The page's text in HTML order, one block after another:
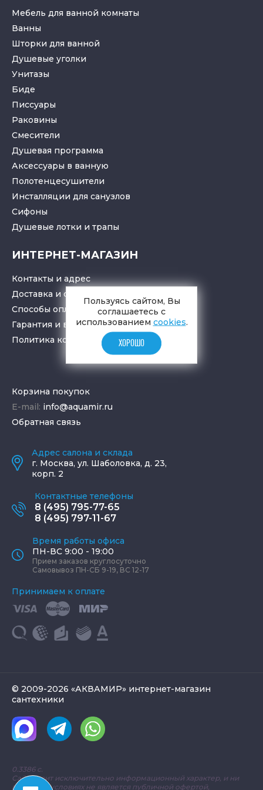
Мебель для ванной комнаты
Ванны
Шторки для ванной
Душевые уголки
Унитазы
Биде
Писсуары
Раковины
Смесители
Душевая программа
Аксессуары в ванную
Полотенцесушители
Инсталляции для санузлов
Cифоны
Душевые лотки и трапы
ИНТЕРНЕТ-МАГАЗИН
Контакты и адрес
Доставка и самовывоз
Способы оплаты
Гарантия и возврат товара
Политика конфиденциальности
Корзина покупок
E-mail: info@aquamir.ru
Обратная связь
Адрес салона и склада
г. Москва, ул. Шаболовка, д. 23,
корп. 2
Контактные телефоны
8 (495) 795-77-65
8 (495) 797-11-67
Время работы офиса
ПН-ВС 9:00 - 19:00
Прием заказов круглосуточно
Самовывоз ПН-СБ 9-19, ВС 12-17
Принимаем к оплате
© 2009-2026 «АКВАМИР» интернет-магазин
сантехники
0.3386 с.
Сайт носит исключительно информационный характер, и ни
при каких условиях не является публичной офертой,
Пользуясь сайтом, Вы
соглашаетесь с
использованием cookies.
ХОРОШО